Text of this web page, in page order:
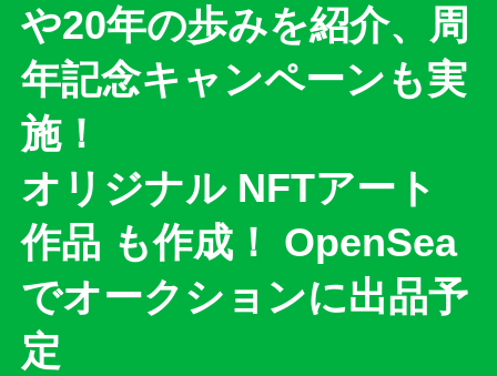
や20年の歩みを紹介、周
年記念キャンペーンも実
施！
オリジナル NFTアート
作品 も作成！ OpenSea
でオークションに出品予
定